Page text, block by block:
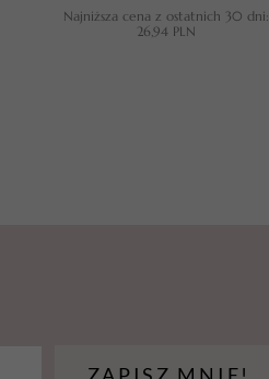
Najniższa cena z ostatnich 30 dni:
26,94 PLN